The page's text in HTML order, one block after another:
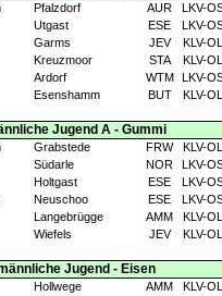
Pfalzdorf AUR
LKV-
Utgast ESE
LKV-
Garms JEV
KLV-OL
Kreuzmoor STA
KLV-OL
Ardorf WTM
LKV-
Esenshamm BUT KLV-OL
Jugend A - Gummi
Grabstede FRW
KLV-OL
Südarle NOR
LKV-
Holtgast ESE
LKV-
Neuschoo ESE
LKV-
Langebrügge AMM
KLV-OL
Wiefels JEV KLV-OL
Jugend - Eisen
Hollwege AMM
KLV-OL